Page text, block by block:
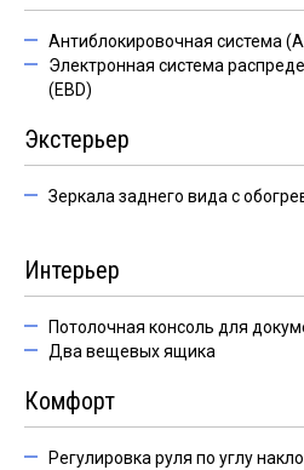
Антиблокировочная система
Электронная система
(EBD)
Экстерьер
Зеркала заднего вида с
Интерьер
Потолочная консоль для
Два вещевых ящика
Комфорт
Регулировка руля по углу